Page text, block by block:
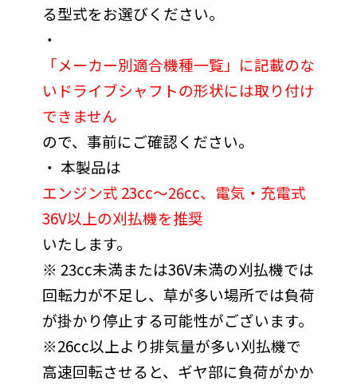
る型式をお選びください。
・
「メーカー別適合機種一覧」に記載のな
いドライブシャフトの形状には取り付け
できません
ので、事前にご確認ください。
・ 本製品は
エンジン式 23cc～26cc、電気・充電式
36V以上の刈払機を推奨
いたします。
※ 23cc未満または36V未満の刈払機では
回転力が不足し、草が多い場所では負荷
が掛かり停止する可能性がございます。
※26cc以上より排気量が多い刈払機で
高速回転させると、ギヤ部に負荷がかか